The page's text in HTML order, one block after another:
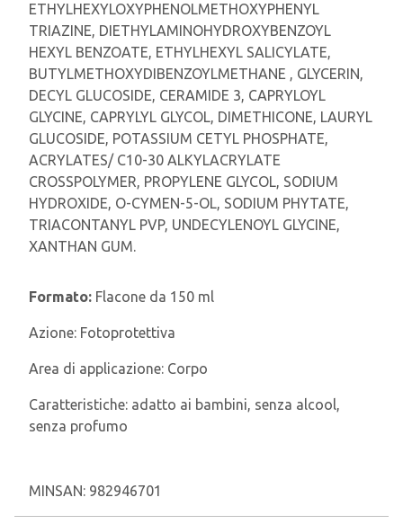
ETHYLHEXYLOXYPHENOLMETHOXYPHENYL
TRIAZINE, DIETHYLAMINOHYDROXYBENZOYL
HEXYL BENZOATE, ETHYLHEXYL SALICYLATE,
BUTYLMETHOXYDIBENZOYLMETHANE , GLYCERIN,
DECYL GLUCOSIDE, CERAMIDE 3, CAPRYLOYL
GLYCINE, CAPRYLYL GLYCOL, DIMETHICONE, LAURYL
GLUCOSIDE, POTASSIUM CETYL PHOSPHATE,
ACRYLATES/ C10-30 ALKYLACRYLATE
CROSSPOLYMER, PROPYLENE GLYCOL, SODIUM
HYDROXIDE, O-CYMEN-5-OL, SODIUM PHYTATE,
TRIACONTANYL PVP, UNDECYLENOYL GLYCINE,
XANTHAN GUM.
Formato: Flacone da 150 ml
Azione: Fotoprotettiva
Area di applicazione: Corpo
Caratteristiche: adatto ai bambini, senza alcool,
senza profumo
MINSAN: 982946701